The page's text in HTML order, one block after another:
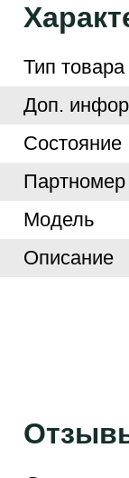
Тип товара
Доп.
Cостояние
Партномер
Модель
Описание